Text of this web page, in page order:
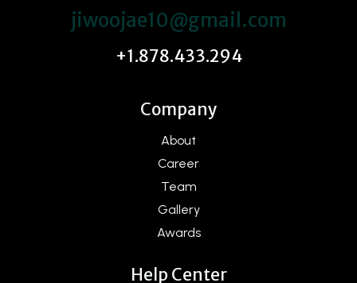
jiwoojae10@gmail.com
+1.878.433.294
Company
About
Career
Team
Gallery
Awards
Help Center